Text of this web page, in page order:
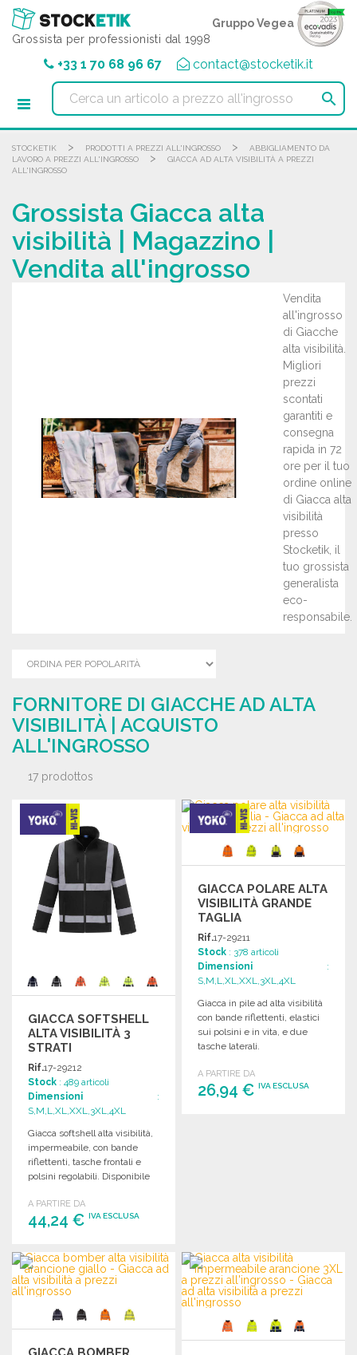
Grossista per professionisti dal 1998
Gruppo Vegea
+33 1 70 68 96 67 contact@stocketik.it

STOCKETIK > PRODOTTI A PREZZI ALL'INGROSSO >
ABBIGLIAMENTO DA
LAVORO A PREZZI ALL'INGROSSO
>
GIACCA AD ALTA VISIBILITÀ A PREZZI
ALL'INGROSSO
Grossista Giacca alta
visibilità | Magazzino |
Vendita all'ingrosso
Vendita
all'ingrosso
di Giacche
alta visibilità.
Migliori
prezzi
scontati
garantiti e
consegna
rapida in 72
ore per il tuo
ordine online
di Giacca alta
visibilità
presso
Stocketik, il
tuo grossista
generalista
eco-
responsabile.
FORNITORE DI GIACCHE AD ALTA
VISIBILITÀ | ACQUISTO
ALL'INGROSSO
17 prodottos
GIACCA SOFTSHELL
ALTA VISIBILITÀ 3
STRATI
Rif.17-29212
Stock : 489 articoli
Dimensioni :
S,M,L,XL,XXL,3XL,4XL
Giacca softshell alta visibilità,
impermeabile, con bande
riflettenti, tasche frontali e
polsini regolabili. Disponibile
A PARTIRE DA
44,24 € IVA ESCLUSA
ORDINARE
Richiedi un preventivo
GIACCA POLARE ALTA
VISIBILITÀ GRANDE
TAGLIA
Rif.17-29211
Stock : 378 articoli
Dimensioni :
S,M,L,XL,XXL,3XL,4XL
Giacca in pile ad alta visibilità
con bande riflettenti, elastici
sui polsini e in vita, e due
tasche laterali.
A PARTIRE DA
26,94 €IVA ESCLUSA
Pannello di gestione dei cookies